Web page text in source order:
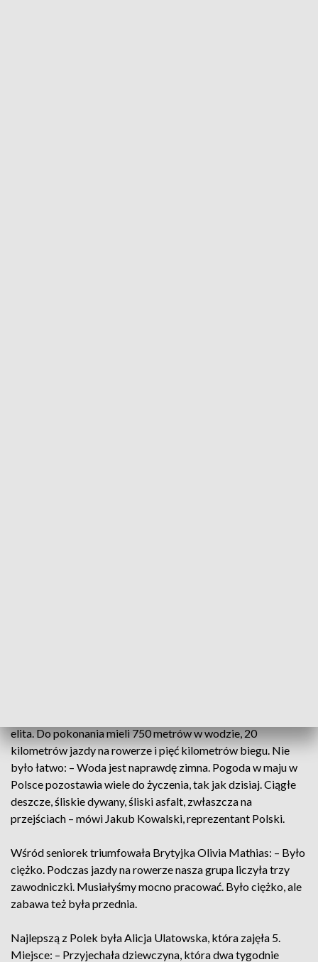
elita. Do pokonania mieli 750 metrów w wodzie, 20
kilometrów jazdy na rowerze i pięć kilometrów biegu. Nie
było łatwo: – Woda jest naprawdę zimna. Pogoda w maju w
Polsce pozostawia wiele do życzenia, tak jak dzisiaj. Ciągłe
deszcze, śliskie dywany, śliski asfalt, zwłaszcza na
przejściach – mówi Jakub Kowalski, reprezentant Polski.
Wśród seniorek triumfowała Brytyjka Olivia Mathias: – Było
ciężko. Podczas jazdy na rowerze nasza grupa liczyła trzy
zawodniczki. Musiałyśmy mocno pracować. Było ciężko, ale
zabawa też była przednia.
Najlepszą z Polek była Alicja Ulatowska, która zajęła 5.
Miejsce: – Przyjechała dziewczyna, która dwa tygodnie